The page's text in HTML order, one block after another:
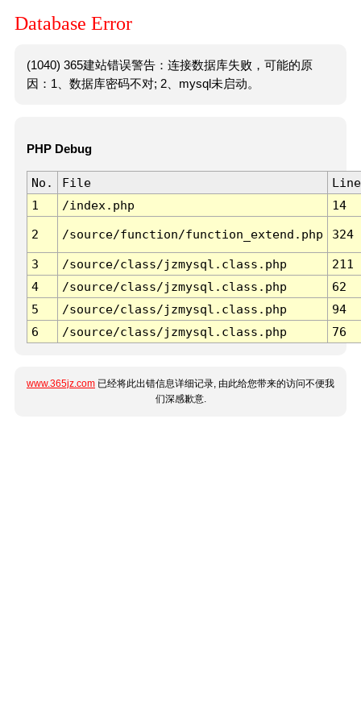
Database Error
(1040) 365建站错误警告：连接数据库失败，可能的原
因：1、数据库密码不对; 2、mysql未启动。
PHP Debug
No. File
Line
1
/index.php 14
2 /source/function/function_extend.php 324
3 /source/class/jzmysql.class.php
211
4
/source/class/jzmysql.class.php
62
5
/source/class/jzmysql.class.php
94
6
/source/class/jzmysql.class.php 76
www.365jz.com 已经将此出错信息详细记录, 由此给您带来的访问不便我
们深感歉意.